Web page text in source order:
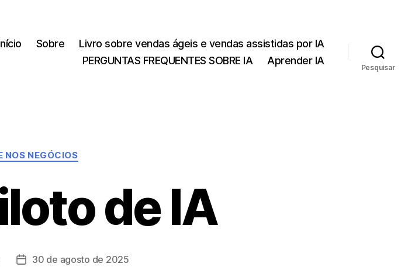
Sobre
Livro sobre vendas ágeis e vendas assistidas por IA
PERGUNTAS FREQUENTES SOBRE IA
Aprender IA
Pesquisar
Categorias
NOS NEGÓCIOS
de IA
Data30 de agosto de 2025